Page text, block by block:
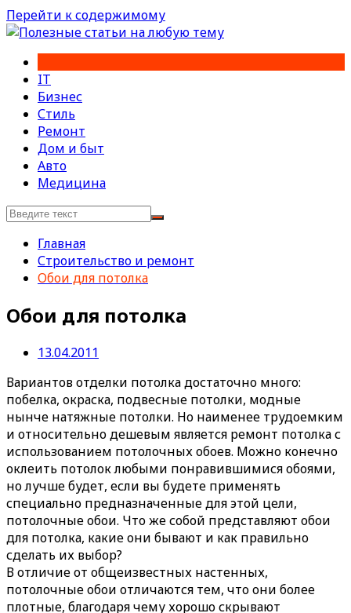
Перейти к содержимому
IT
Бизнес
Стиль
Ремонт
Дом и быт
Авто
Медицина
Главная
Строительство и ремонт
Обои для потолка
Обои для потолка
13.04.2011
Вариантов отделки потолка достаточно много:
побелка, окраска, подвесные потолки, модные
нынче натяжные потолки. Но наименее трудоемким
и относительно дешевым является ремонт потолка с
использованием потолочных обоев. Можно конечно
оклеить потолок любыми понравившимися обоями,
но лучше будет, если вы будете применять
специально предназначенные для этой цели,
потолочные обои. Что же собой представляют обои
для потолка, какие они бывают и как правильно
сделать их выбор?
В отличие от общеизвестных настенных,
потолочные обои отличаются тем, что они более
плотные, благодаря чему хорошо скрывают